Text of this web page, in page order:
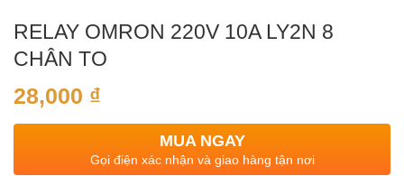
RELAY OMRON 220V 10A LY2N 8
CHÂN TO
28,000 ₫
MUA NGAY
Gọi điện xác nhận và giao hàng tận nơi